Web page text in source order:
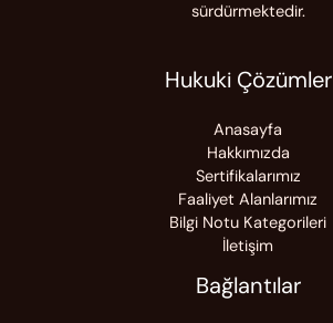
sürdürmektedir.
Hukuki Çözümler
Anasayfa
Hakkımızda
Sertifikalarımız
Faaliyet Alanlarımız
Bilgi Notu Kategorileri
İletişim
Bağlantılar